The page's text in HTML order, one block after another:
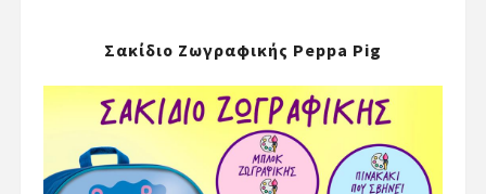
Σακίδιο Ζωγραφικής Peppa Pig